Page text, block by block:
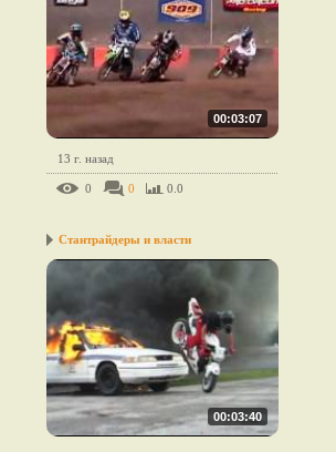
00:03:07
13 г. назад
0 0 0.0
Стантрайдеры и власти
00:03:40